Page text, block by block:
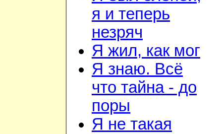
я и теперь
незряч
Я жил, как мог
Я знаю. Всё
что тайна - до
поры
Я не такая